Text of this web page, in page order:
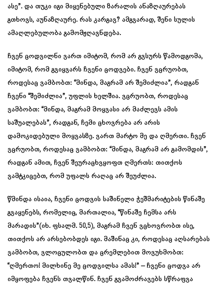
ასე”. და თუკი იგი მიყენებული ზარალის ანაზღაურებას
გთხოვს, აუნაზღაურე. რას კარგავ? ამგვარად, შენი სულის
ამაღლებულობა გამომჟღავნდება.
ჩვენ ცოდვილნი ვართ იმიტომ, რომ არ გვსურს წამოდგომა,
იმიტომ, რომ გვიყვარს ჩვენი ცოდვები. ჩვენ ვცრუობთ,
როდესაც ვამბობთ: “მინდა, მაგრამ არ შემიძლია”, რადგან
ჩვენი “შემიძლია”, უფლის ხელშია. ვცრუობთ, როდესაც
ვამბობთ: “მინდა, მაგრამ მოყვასი არ მაძლევს ამის
საშუალებას”, რადგან, ჩემი ცხოვრება არ არის
დამოკიდებული მოყვასზე. ვართ მარტო მე და ღმერთი. ჩვენ
ვცრუობთ, როდესაც ვამბობთ: “მინდა, მაგრამ არ გამომდის”,
რადგან ამით, ჩვენ შეურაცხვყოფთ ღმერთს: თითქოს
ვამტკიცებთ, რომ უფალს რაღაც არ შეუძლია.
წმინდა ისაია, ჩვენი ცოდვის საშინელი ჭეშმარიტების წინაშე
გვაყენებს, რომელიც, მართალია, “წინაშე ჩემსა არს
მარადის”(იხ. ფსალმ. 50,5), მაგრამ ჩვენ ვცხოვრობთ ისე,
თითქოს არ არსებობდეს იგი. მაშინაც კი, როდესაც აღსარებას
ვამბობთ, ვლოცულობთ და ცრემლებით მოვუხმობთ:
“ღმერთო! მილხინე მე ცოდვილსა ამას!” – ჩვენი ცოდვა არ
იმყოფება ჩვენს თვალწინ. ჩვენ გვამოძრავებს სწრაფვა